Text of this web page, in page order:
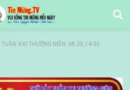
TUẦN XXI THƯỜNG NIÊN: Mt 25,14-30